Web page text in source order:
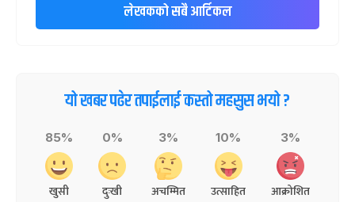
लेखकको सबै आर्टिकल
यो खबर पढेर तपाईलाई कस्तो महसुस भयो ?
85%
खुसी
0%
दुःखी
3%
अचम्मित
10%
उत्साहित
3%
आक्रोशित